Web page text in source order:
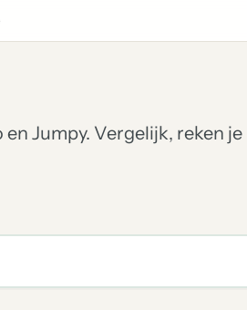
Jumpy. Vergelijk, reken je